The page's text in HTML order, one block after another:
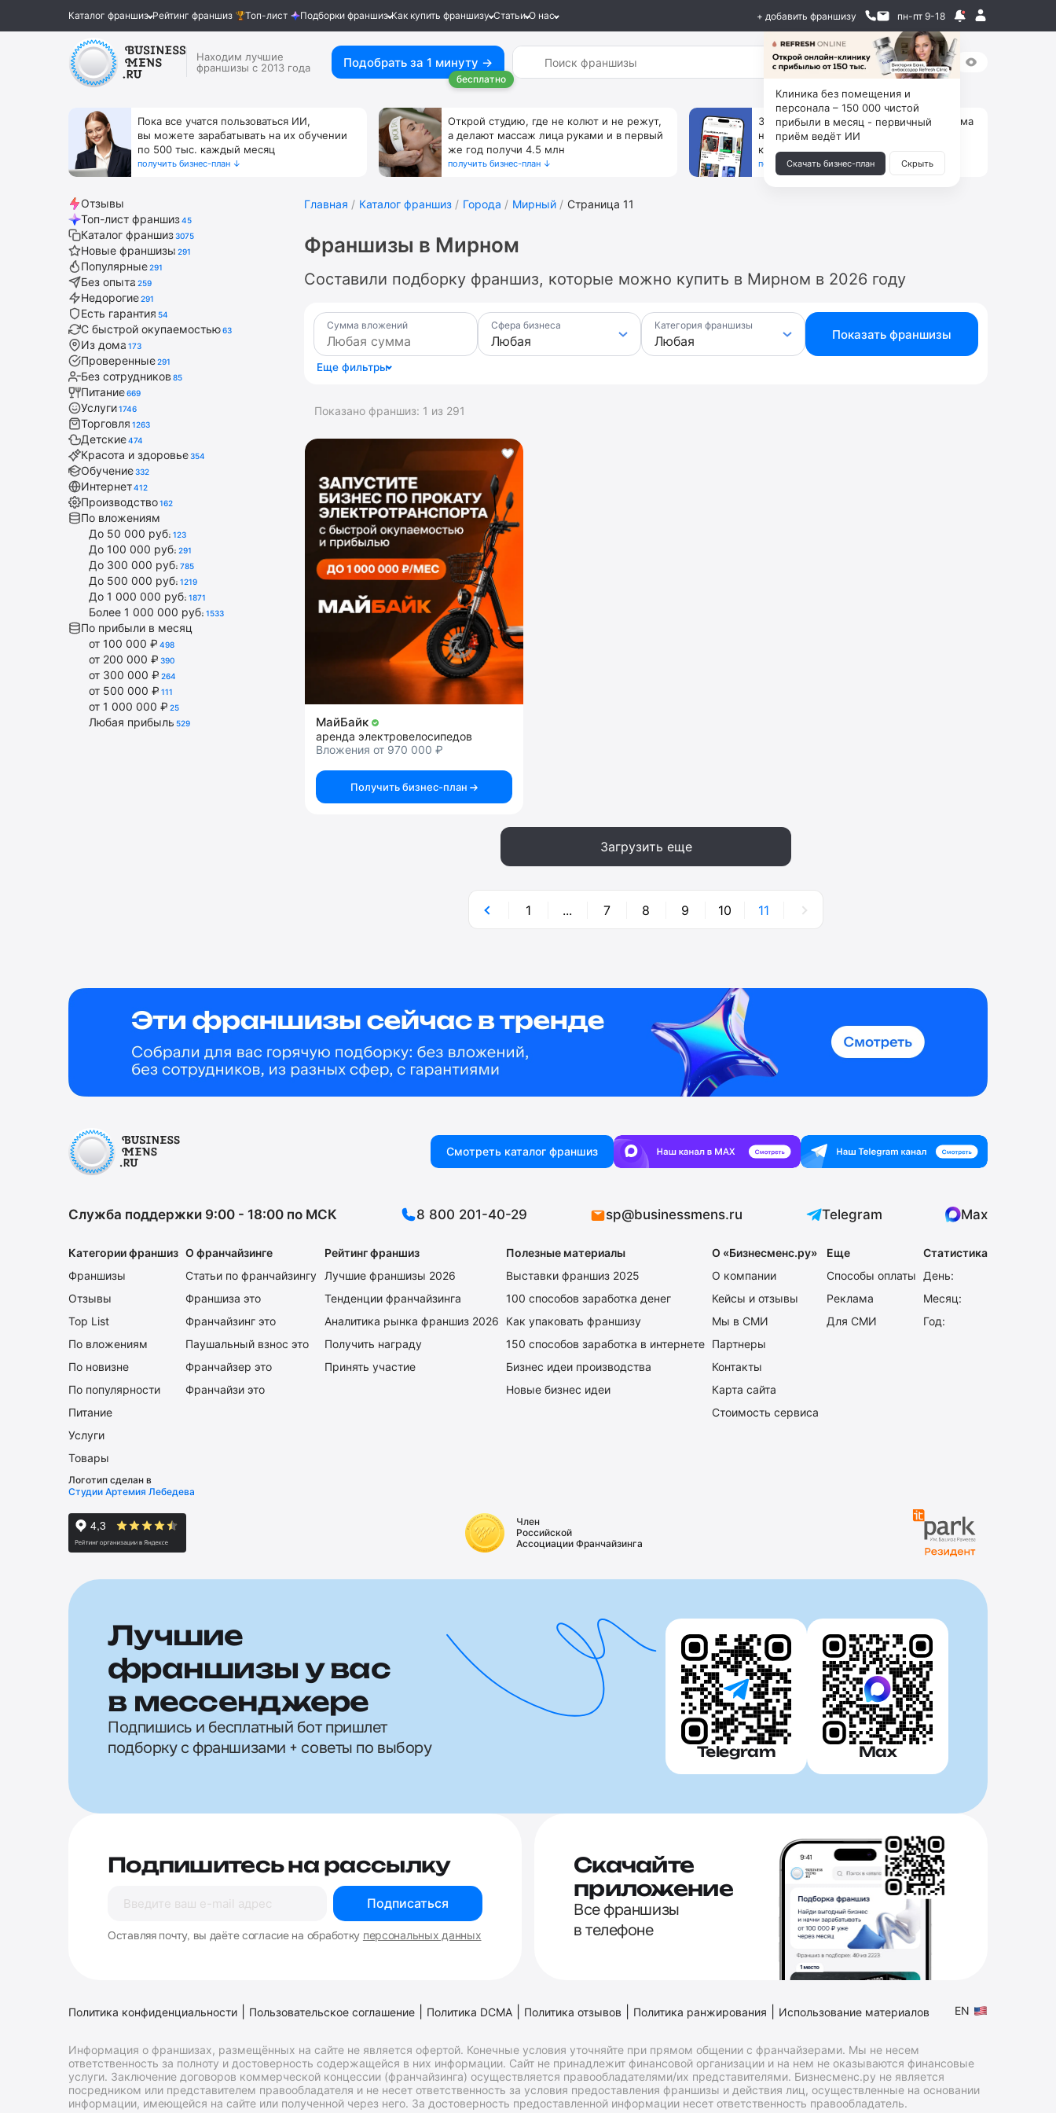
Каталог франшиз Рейтинг франшиз Топ-лист Подборки франшиз Как купить франшизу Статьи О нас + добавить франшизу пн-пт 9-18
Находим лучшие
франшизы с 2013 года
Подобрать за 1 минуту →
бесплатно
Пока все учатся пользоваться ИИ,
вы можете зарабатывать на их обучении
по 500 тыс. каждый месяц
получить бизнес-план ↓
Открой студию, где не колют и не режут,
а делают массаж лица руками и в первый
же год получи 4.5 млн
получить бизнес-план ↓
За 90 тыс. открой магазин на Авито, дома
ни коробок, ни товара, ни склада, зато
каждый месяц +125 тыс. чистыми
получить бизнес-план ↓
Отзывы
Топ-лист франшиз45
Каталог франшиз3075
Новые франшизы 291
Популярные291
Без опыта 259
Недорогие291
Есть гарантия 54
С быстрой окупаемостью63
Из дома 173
Проверенные291
Без сотрудников 85
Питание669
Услуги1746
Торговля 1263
Детские474
Красота и здоровье354
Обучение332
Интернет412
Производство162
По вложениям
До 50 000 руб. 123
До 100 000 руб. 291
До 300 000 руб. 785
До 500 000 руб. 1219
До 1 000 000 руб. 1871
Более 1 000 000 руб. 1533
По прибыли в месяц
от 100 000 ₽ 498
от 200 000 ₽ 390
от 300 000 ₽ 264
от 500 000 ₽ 111
от 1 000 000 ₽ 25
Любая прибыль 529
Главная Каталог франшиз Города Мирный Страница 11
Франшизы в Мирном
Составили подборку франшиз, которые можно купить в Мирном в 2026 году
Сумма вложений Сфера бизнеса Категория франшизы
Показать франшизы
Еще фильтры
Показано франшиз: 1 из 291
МайБайк
аренда электровелосипедов
Вложения от 970 000 ₽
Получить бизнес-план
Загрузить еще
1 ... 7 8 9 10 11
Клиника без помещения и
персонала – 150 000 чистой
прибыли в месяц - первичный
приём ведёт ИИ
Скачать бизнес-план Скрыть
Смотреть каталог франшиз
Служба поддержки 9:00 - 18:00 по МСК 8 800 201-40-29 sp@businessmens.ru Telegram Max
Категории франшиз
Франшизы
Отзывы
Top List
По вложениям
По новизне
По популярности
Питание
Услуги
Товары
О франчайзинге
Статьи по франчайзингу
Франшиза это
Франчайзинг это
Паушальный взнос это
Франчайзер это
Франчайзи это
Рейтинг франшиз
Лучшие франшизы 2026
Тенденции франчайзинга
Аналитика рынка франшиз 2026
Получить награду
Принять участие
Полезные материалы
Выставки франшиз 2025
100 способов заработка денег
Как упаковать франшизу
150 способов заработка в интернете
Бизнес идеи производства
Новые бизнес идеи
О «Бизнесменс.ру»
О компании
Кейсы и отзывы
Мы в СМИ
Партнеры
Контакты
Карта сайта
Стоимость сервиса
Еще
Способы оплаты
Реклама
Для СМИ
Статистика
День:
Месяц:
Год:
Логотип сделан в
Студии Артемия Лебедева
Член
Российской
Ассоциации Франчайзинга
Лучшие
франшизы у вас
в мессенджере
Подпишись и бесплатный бот пришлет
подборку с франшизами + советы по выбору
Telegram Max
Подпишитесь на рассылку
Подписаться
Оставляя почту, вы даёте согласие на обработку персональных данных
Скачайте
приложение
Все франшизы
в телефоне
Политика конфиденциальности Пользовательское соглашение Политика DCMA Политика отзывов Политика ранжирования Использование материалов EN
Информация о франшизах, размещённых на сайте не является офертой. Конечные условия уточняйте при прямом общении с франчайзерами. Мы не несем
ответственность за полноту и достоверность содержащейся в них информации. Сайт не принадлежит финансовой организации и на нем не оказываются финансовые
услуги. Заключение договоров коммерческой концессии (франчайзинга) осуществляется правообладателями/их представителями. Бизнесменс.ру не является
посредником или представителем правообладателя и не несет ответственность за условия предоставления франшизы и действия лиц, осуществленные на основании
информации, имеющейся на сайте или полученной через него. За достоверность предоставленной информации несет ответственность правообладатель.